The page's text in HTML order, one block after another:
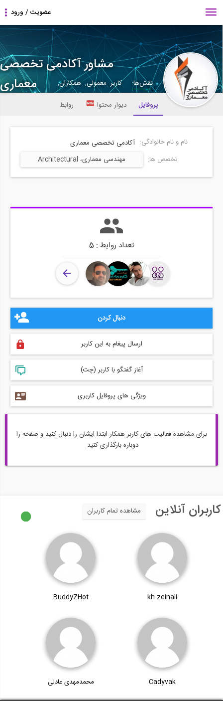
مشاور آکادمی تخصصی
معماری
نقش‌ها:
کاربر معمولی, همکاران,
پروفایل
دیوار محتوا روابط
نام و نام خانوادگی: آکادمی تخصصی معماری
تخصص ها:
مهندسی معماری، Architectural
Engineering
تعداد روابط : 5
دنبال کردن
ارسال پیغام به این کاربر
آغاز گفتگو با کاربر (چت)
ویژگی های پروفایل کاربری
برای مشاهده فعالیت های کاربر همکار ابتدا ایشان را دنبال کنید و صفحه را
دوباره بارگذاری کنید.
کاربران آنلاین مشاهده تمام کاربران
kh zeinali
BuddyZHot
Cadyvak محمدمهدی عادلی